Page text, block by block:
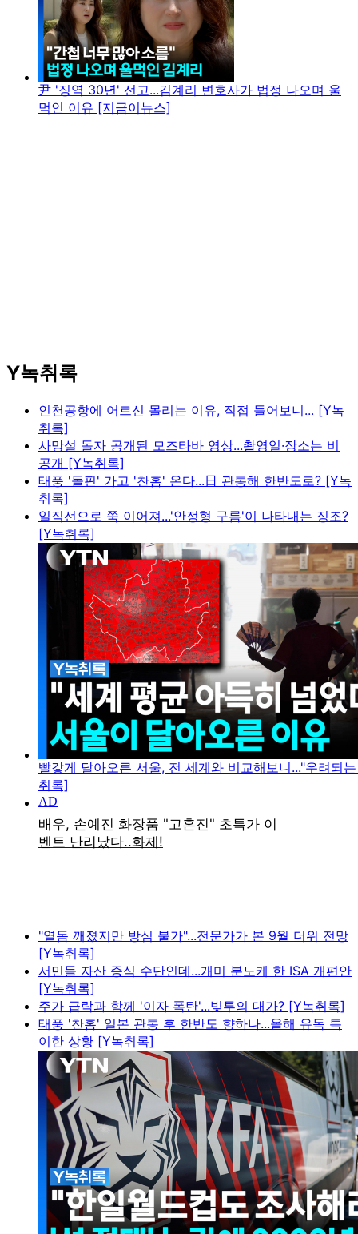
尹 '징역 30년' 선고...김계리 변호사가 법정 나오며 울
먹인 이유 [지금이뉴스]
Y녹취록
인천공항에 어르신 몰리는 이유, 직접 들어보니... [Y녹
취록]
사망설 돌자 공개된 모즈타바 영상...촬영일·장소는 비
공개 [Y녹취록]
태풍 '돌핀' 가고 '찬홈' 온다...日 관통해 한반도로? [Y녹
취록]
일직선으로 쭉 이어져...'안정형 구름'이 나타내는 징조?
[Y녹취록]
빨갛게 달아오른 서울, 전 세계와 비교해보니..."우려되
취록]
"열돔 깨졌지만 방심 불가"...전문가가 본 9월 더위 전망
[Y녹취록]
서민들 자산 증식 수단인데...개미 분노케 한 ISA 개편안
[Y녹취록]
주가 급락과 함께 '이자 폭탄'...빚투의 대가? [Y녹취록]
태풍 '찬홈' 일본 관통 후 한반도 향하나...올해 유독 특
이한 상황 [Y녹취록]